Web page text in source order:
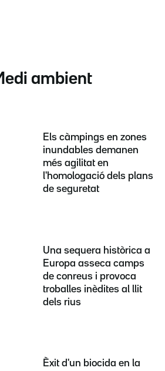
ambient
Els càmpings en zones
inundables demanen
més agilitat en
l'homologació dels plans
de seguretat
Una sequera històrica a
Europa asseca camps
de conreus i provoca
troballes inèdites al llit
dels rius
Èxit d'un biocida en la